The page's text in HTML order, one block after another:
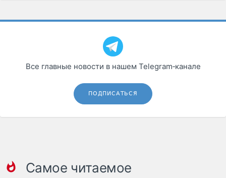
Топливо, масла и
Все главные новости в нашем Telegram‑канале
ПОДПИСАТЬСЯ
Самое читаемое